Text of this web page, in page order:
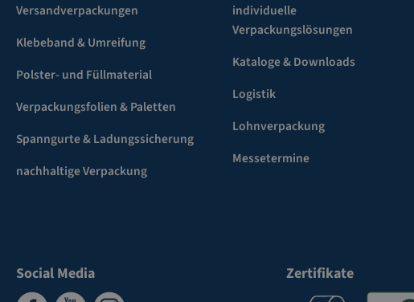
Versandverpackungen
Klebeband & Umreifung
Polster- und Füllmaterial
Verpackungsfolien & Paletten
Spanngurte & Ladungssicherung
nachhaltige Verpackung
individuelle
Verpackungslösungen
Kataloge & Downloads
Logistik
Lohnverpackung
Messetermine
Social Media Zertifikate